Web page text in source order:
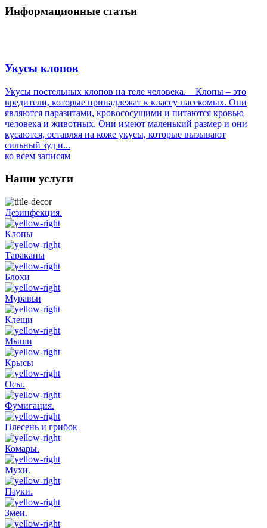
Информационные статьи
Укусы клопов
Укусы постельных клопов на теле человека. Клопы – это
вредители, которые принадлежат к классу насекомых. Они
являются паразитами, кровососущими и питаются кровью
человека и животных. Они имеют маленький размер и они
кусаются, оставляя на коже укусы, которые вызывают
сильный зуд и...
ко всем записям
Наши услуги
Дезинфекция.
Клопы
Тараканы
Блохи
Муравьи
Клещи
Мыши
Крысы
Осы.
Фумигация.
Плесень и грибок
Комары.
Мухи.
Пауки.
Змеи.